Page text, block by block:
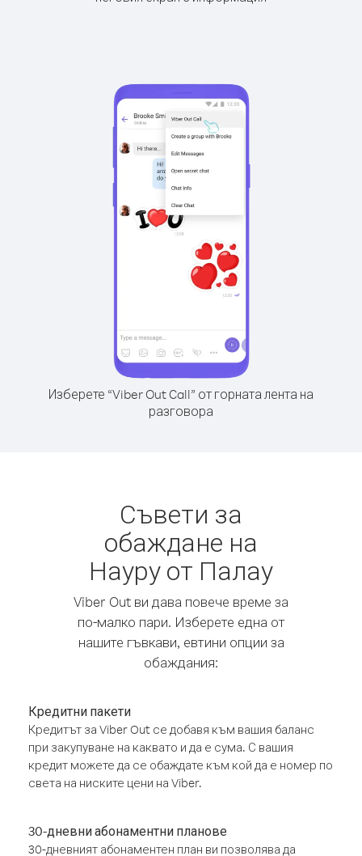
Изберете “Viber Out Call” от горната лента на
разговора
Съвети за
обаждане на
Науру от Палау
Viber Out ви дава повече време за
по-малко пари. Изберете една от
нашите гъвкави, евтини опции за
обаждания:
Кредитни пакети
Кредитът за Viber Out се добавя към вашия баланс
при закупуване на каквато и да е сума. С вашия
кредит можете да се обаждате към кой да е номер по
света на ниските цени на Viber.
30-дневни абонаментни планове
30-дневният абонаментен план ви позволява да